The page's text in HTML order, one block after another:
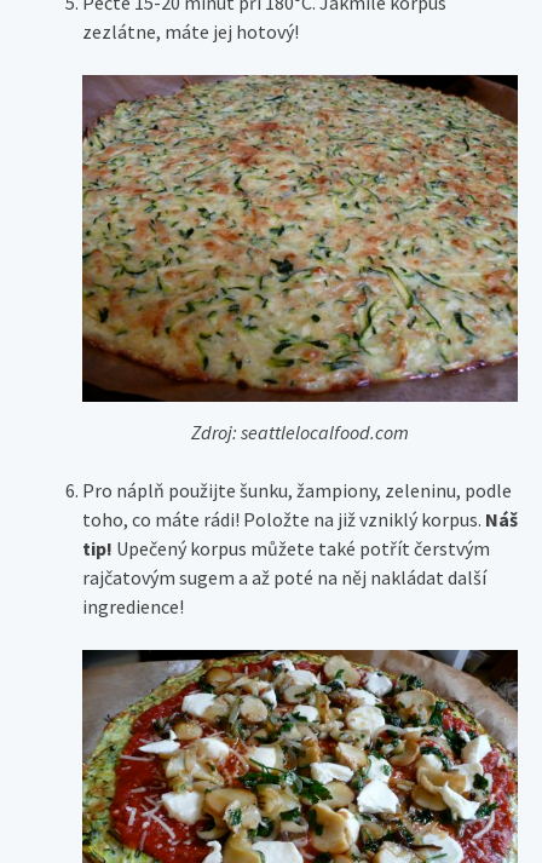
zezlátne, máte jej hotový!
Zdroj: seattlelocalfood.com
Pro náplň použijte šunku, žampiony, zeleninu, podle
toho, co máte rádi! Položte na již vzniklý korpus. Náš
tip! Upečený korpus můžete také potřít čerstvým
rajčatovým sugem a až poté na něj nakládat další
ingredience!